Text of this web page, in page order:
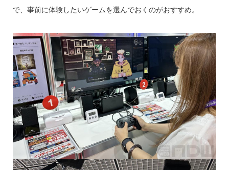
で、事前に体験したいゲームを選んでおくのがおすすめ。